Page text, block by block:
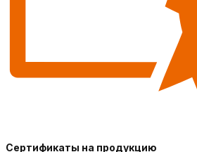
Сертификаты на продукцию